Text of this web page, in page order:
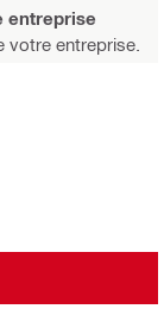
entreprise
votre entreprise.